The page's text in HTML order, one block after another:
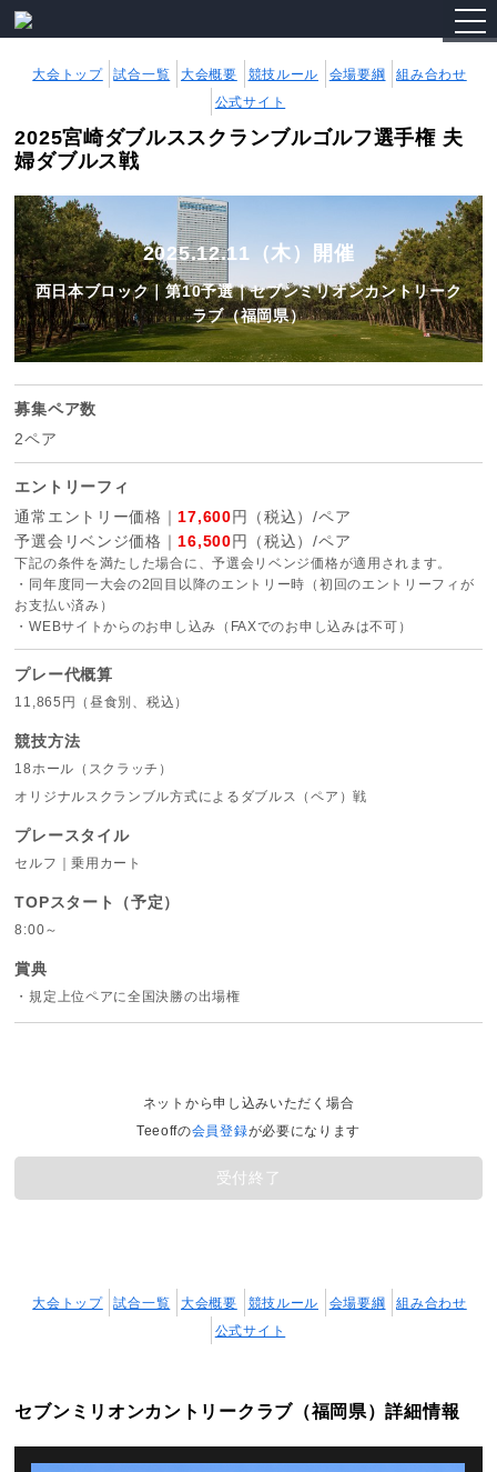
大会トップ 試合一覧 大会概要 競技ルール 会場要綱
組み合わせ
公式サイト
2025宮崎ダブルススクランブルゴルフ選手権 夫
婦ダブルス戦
2025.12.11（木）開催
西日本ブロック｜第10予選｜セブンミリオンカントリーク
ラブ（福岡県）
募集ペア数
2ペア
エントリーフィ
通常エントリー価格｜ 17,600円（税込）/ペア
予選会リベンジ価格｜ 16,500円（税込）/ペア
下記の条件を満たした場合に、予選会リベンジ価格が適用されます。
・同年度同一大会の2回目以降のエントリー時（初回のエントリーフィが
お支払い済み）
・WEBサイトからのお申し込み（FAXでのお申し込みは不可）
プレー代概算
11,865円（昼食別、税込）
競技方法
18ホール（スクラッチ）
オリジナルスクランブル方式によるダブルス（ペア）戦
プレースタイル
セルフ｜乗用カート
TOPスタート（予定）
8:00～
賞典
・規定上位ペアに全国決勝の出場権
ネットから申し込みいただく場合
Teeoffの会員登録が必要になります
受付終了
大会トップ 試合一覧 大会概要 競技ルール 会場要綱
組み合わせ
公式サイト
セブンミリオンカントリークラブ（福岡県）詳細情報